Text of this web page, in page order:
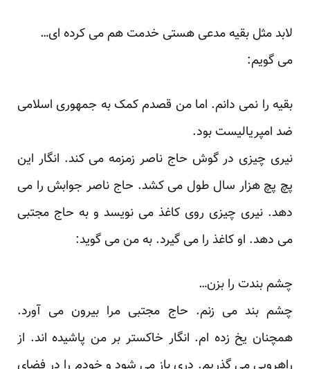
لابد مثل بقیه مدعی هستی خدمت هم می کرده ای…
می گویم:
بقیه را نمی دانم. اما من قصدم کمک به جمهوری اسلامی
ضد امپریالیست بود.
نیری چیزی در گوش حاج ناصر زمزمه می کند. انگار این
پچ پچ هزار سال طول می کشد. حاج ناصر جوابش را می
دهد. نیری چیزی روی کاغذ می نویسد و به حاج مجتبی
می دهد. او کاغذ را می گیرد. به من می گوید:
چشم بندت را بزن…
چشم بند می زنم. حاج مجتبی مرا بیرون می آورد.
همچنان یخ زده ام. انگار خاکستر بر من پاشیده اند. از